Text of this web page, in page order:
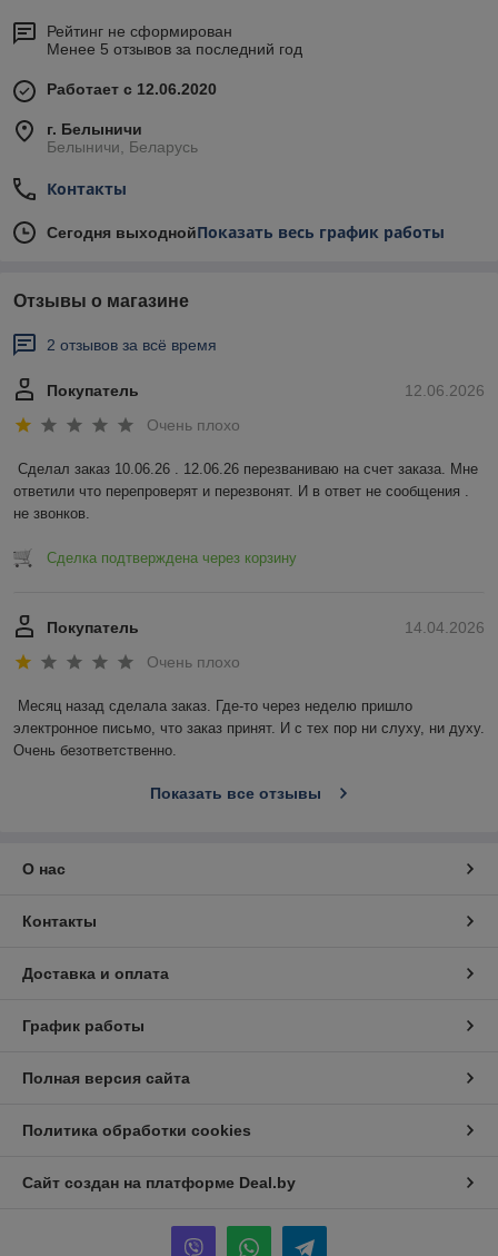
Рейтинг не сформирован
Менее 5 отзывов за последний год
Работает с 12.06.2020
г. Белыничи
Белыничи, Беларусь
Контакты
Сегодня выходнойПоказать весь график работы
Отзывы о магазине
2 отзывов за всё время
12.06.2026
Покупатель
Очень плохо
Сделал заказ 10.06.26 . 12.06.26 перезваниваю на счет заказа. Мне
ответили что перепроверят и перезвонят. И в ответ не сообщения .
не звонков.
Сделка подтверждена через корзину
14.04.2026
Покупатель
Очень плохо
Месяц назад сделала заказ. Где-то через неделю пришло
электронное письмо, что заказ принят. И с тех пор ни слуху, ни духу.
Очень безответственно.
Показать все отзывы
О нас
Контакты
Доставка и оплата
График работы
Полная версия сайта
Политика обработки cookies
Сайт создан на платформе Deal.by